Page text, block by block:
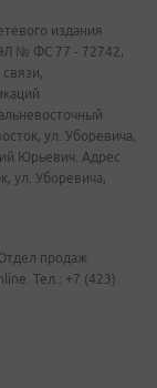
издания
№ ФС 77 - 72742,
ул. Уборевича,
Юрьевич. Адрес
ул. Уборевича,
продаж
Тел.: +7 (423)